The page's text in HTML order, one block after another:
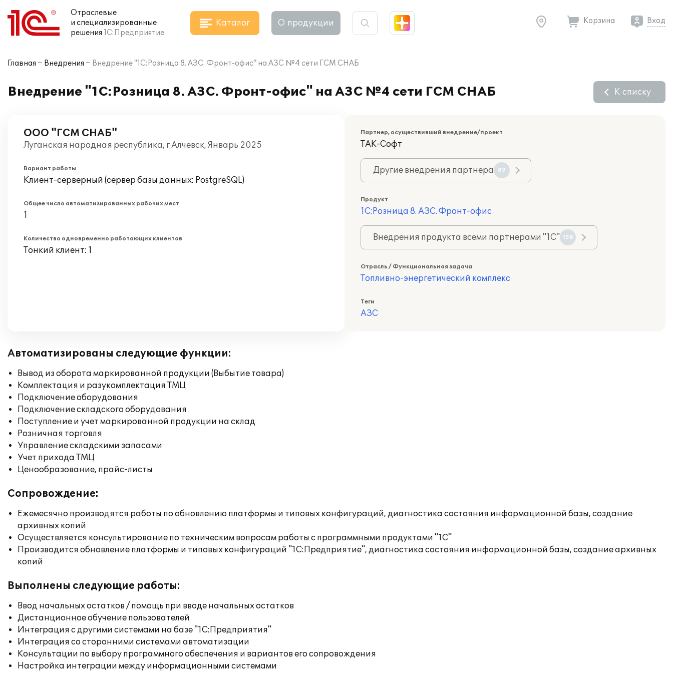
Отраслевые
и специализированные
решения 1С:Предприятие
Каталог О продукции Корзина Вход
Главная Внедрения Внедрение "1С:Розница 8. АЗС. Фронт-офис" на АЗС №4 сети ГСМ СНАБ
Внедрение "1С:Розница 8. АЗС. Фронт-офис" на АЗС №4 сети ГСМ СНАБ К списку
ООО "ГСМ СНАБ"
Луганская народная республика, г Алчевск, Январь 2025
Вариант работы
Клиент-серверный (сервер базы данных: PostgreSQL)
Общее число автоматизированных рабочих мест
1
Количество одновременно работающих клиентов
Тонкий клиент: 1
Партнер, осуществивший внедрение/проект
ТАК-Софт
Другие внедрения партнера 89
Продукт
1С:Розница 8. АЗС. Фронт-офис
Внедрения продукта всеми партнерами "1С" 158
Отрасль / Функциональная задача
Топливно-энергетический комплекс
Теги
АЗС
Автоматизированы следующие функции:
Вывод из оборота маркированной продукции (Выбытие товара)
Комплектация и разукомплектация ТМЦ
Подключение оборудования
Подключение складского оборудования
Поступление и учет маркированной продукции на склад
Розничная торговля
Управление складскими запасами
Учет прихода ТМЦ
Ценообразование, прайс-листы
Сопровождение:
Ежемесячно производятся работы по обновлению платформы и типовых конфигураций, диагностика состояния информационной базы, создание
архивных копий
Осуществляется консультирование по техническим вопросам работы с программными продуктами "1С"
Производится обновление платформы и типовых конфигураций "1С:Предприятие", диагностика состояния информационной базы, создание архивных
копий
Выполнены следующие работы:
Ввод начальных остатков / помощь при вводе начальных остатков
Дистанционное обучение пользователей
Интеграция с другими системами на базе "1С:Предприятия"
Интеграция со сторонними системами автоматизации
Консультации по выбору программного обеспечения и вариантов его сопровождения
Настройка интеграции между информационными системами